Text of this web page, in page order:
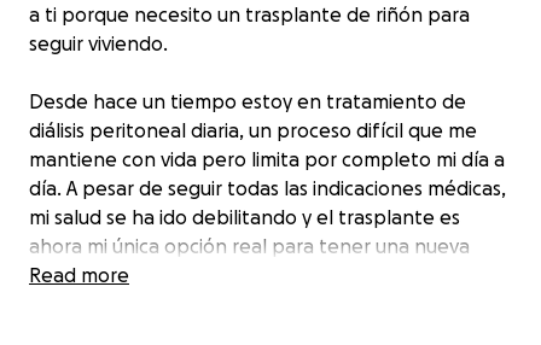
a ti porque necesito un trasplante de riñón para
seguir viviendo.
Desde hace un tiempo estoy en tratamiento de
diálisis peritoneal diaria, un proceso difícil que me
mantiene con vida pero limita por completo mi día a
día. A pesar de seguir todas las indicaciones médicas,
mi salud se ha ido debilitando y el trasplante es
ahora mi única opción real para tener una nueva
oportunidad de vida.
Read more